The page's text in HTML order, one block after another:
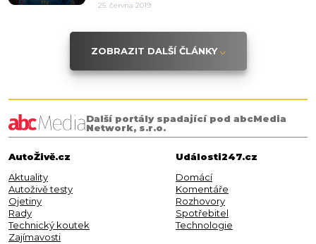
25. června 2019
ZOBRAZIT DALŠÍ ČLÁNKY
Další portály spadající pod abcMedia
Network, s.r.o.
AutoŽivě.cz
Aktuality
Autoživě testy
Ojetiny
Rady
Technický koutek
Zajímavosti
Události247.cz
Domácí
Komentáře
Rozhovory
Spotřebitel
Technologie